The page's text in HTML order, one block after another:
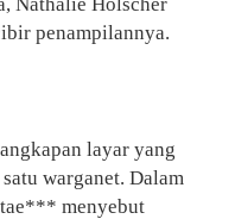
penampilannya.
layar yang
warganet. Dalam
menyebut